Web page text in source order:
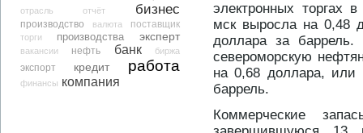
отрасль
отчёт бизнес
производство валюта
поставщик
торги
производства эксперт
вакансии нефть банк биржа
экспорт кредит работа
финансы компания
электронных торгах
мск выросла на 0,48
доллара за
североморскую
на 0,68 доллара,
баррель.
Коммерческие